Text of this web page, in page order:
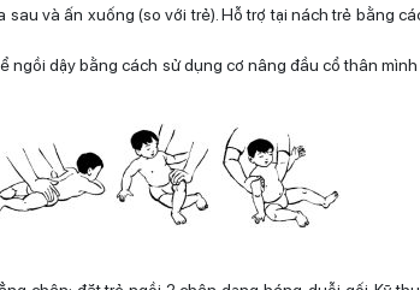
sau và ấn xuống (so với trẻ). Hỗ trợ tại nách trẻ bằng
ngồi dậy bằng cách sử dụng cơ nâng đầu cổ thân